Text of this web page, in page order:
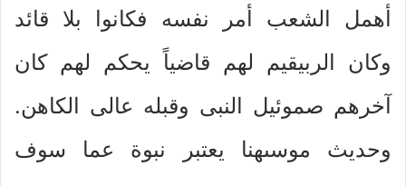
أهمل الشعب أمر نفسه فكانوا بلا قائد
وكان الربيقيم لهم قاضياً يحكم لهم كان
آخرهم صموئيل النبى وقبله عالى الكاهن.
وحديث موسىهنا يعتبر نبوة عما سوف